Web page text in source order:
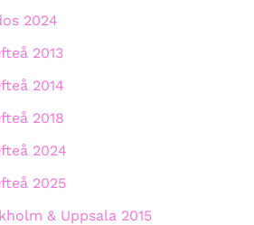
2024
2013
2014
2018
2024
2025
& Uppsala 2015